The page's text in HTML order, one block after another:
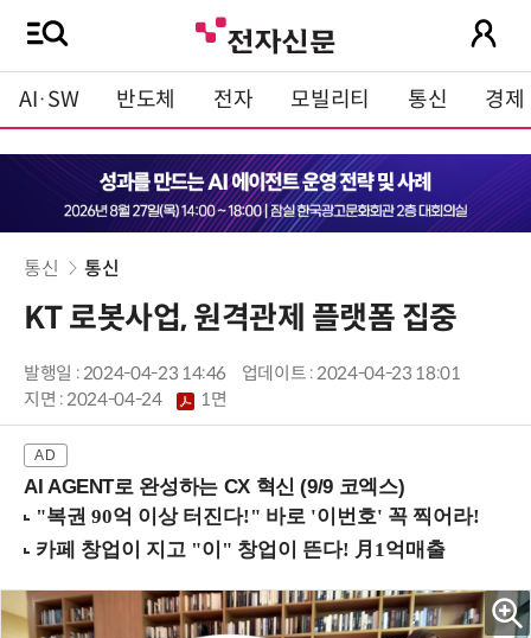
AI·SW 반도체 전자 모빌리티 통신 경제
통신 통신
KT 로봇사업, 원격관제 플랫폼 집중
발행일 : 2024-04-23 14:46
업데이트 : 2024-04-23 18:01
지면 :2024-04-24 1면
AI AGENT로 완성하는 CX 혁신 (9/9 코엑스)